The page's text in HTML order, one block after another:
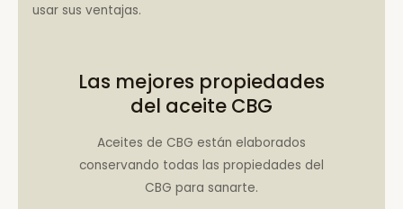
usar sus ventajas.
Las mejores propiedades
del aceite CBG
Aceites de CBG están elaborados
conservando todas las propiedades del
CBG para sanarte.